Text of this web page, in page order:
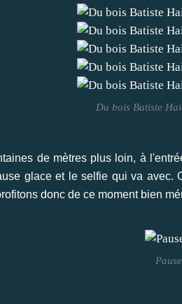
Du bois Batiste
de mètres plus loin, à
glace et le selfie qui va avec.
donc de ce moment bien